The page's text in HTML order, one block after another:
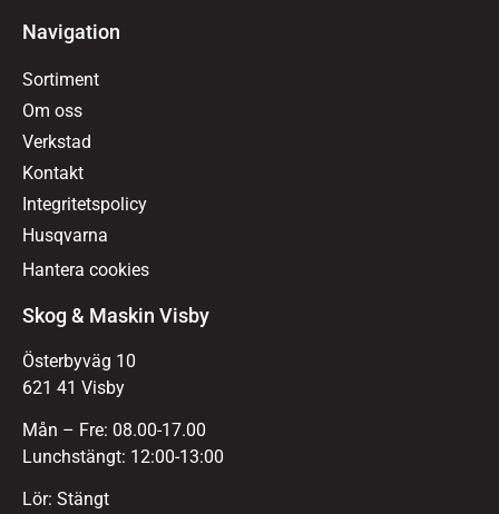
Navigation
Sortiment
Om oss
Verkstad
Kontakt
Integritetspolicy
Husqvarna
Hantera cookies
Skog & Maskin Visby
Österbyväg 10
621 41 Visby
Mån – Fre: 08.00-17.00
Lunchstängt: 12:00-13:00
Lör: Stängt